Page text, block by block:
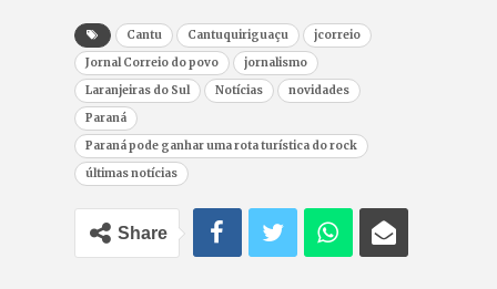
Cantu Cantuquiriguaçu
jcorreio
Jornal Correio do povo
jornalismo
Laranjeiras do Sul
Notícias
novidades
Paraná
Paraná pode ganhar uma rota turística do rock
últimas notícias
Share